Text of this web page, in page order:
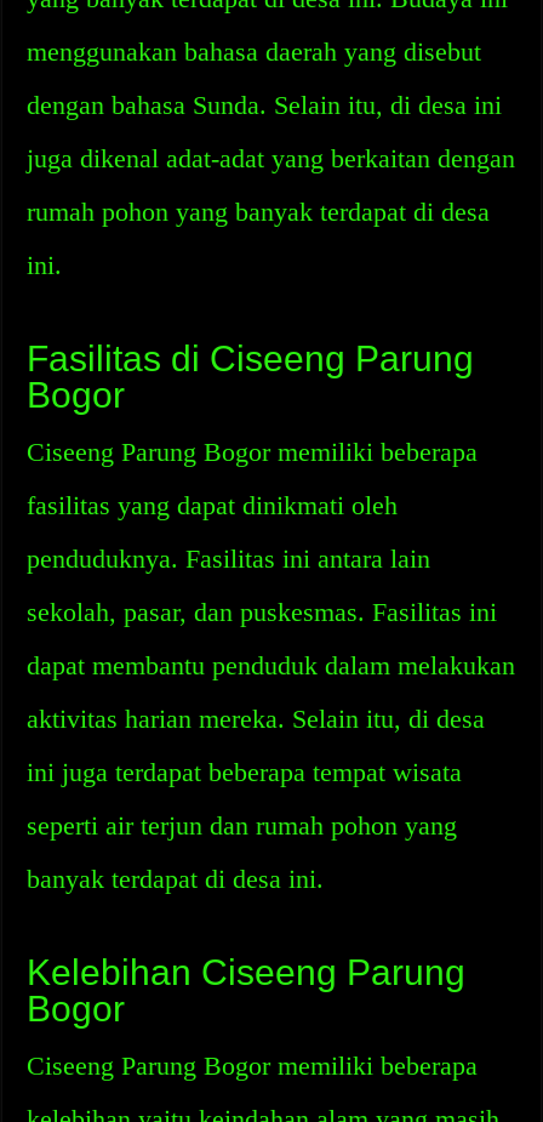
menggunakan bahasa daerah yang disebut
dengan bahasa Sunda. Selain itu, di desa ini
juga dikenal adat-adat yang berkaitan dengan
rumah pohon yang banyak terdapat di desa
ini.
Fasilitas di Ciseeng Parung
Bogor
Ciseeng Parung Bogor memiliki beberapa
fasilitas yang dapat dinikmati oleh
penduduknya. Fasilitas ini antara lain
sekolah, pasar, dan puskesmas. Fasilitas ini
dapat membantu penduduk dalam melakukan
aktivitas harian mereka. Selain itu, di desa
ini juga terdapat beberapa tempat wisata
seperti air terjun dan rumah pohon yang
banyak terdapat di desa ini.
Kelebihan Ciseeng Parung
Bogor
Ciseeng Parung Bogor memiliki beberapa